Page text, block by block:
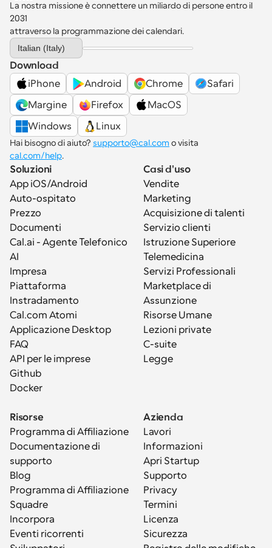
La nostra missione è connettere un miliardo di persone entro il
2031
attraverso la programmazione dei calendari.
Select Language
Italian (Italy)
Download
iPhone
Android Chrome
Safari
Margine
Firefox
MacOS
Windows
Linux
Hai bisogno di aiuto? supporto@cal.com
cal.com/help.
Soluzioni
App iOS/Android
Auto-ospitato
Prezzo
Documenti
Cal.ai - Agente Telefonico
AI
Impresa
Piattaforma
Instradamento
Cal.com Atomi
Applicazione Desktop
FAQ
API per le imprese
Github
Docker
Casi d'uso
Vendite
Marketing
Acquisizione di talenti
Servizio clienti
Istruzione Superiore
Telemedicina
Servizi Professionali
Marketplace di
Assunzione
Risorse Umane
Lezioni private
C-suite
Legge
Risorse
Programma di Affiliazione
Documentazione di
supporto
Blog
Programma di Affiliazione
Squadre
Incorpora
Eventi ricorrenti
Azienda
Lavori
Informazioni
Apri Startup
Supporto
Privacy
Termini
Licenza
Sicurezza